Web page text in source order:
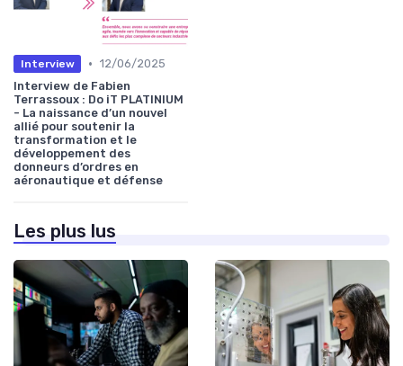
Interview • 12/06/2025
Interview de Fabien
Terrassoux : Do iT PLATINIUM
- La naissance d’un nouvel
allié pour soutenir la
transformation et le
développement des
donneurs d’ordres en
aéronautique et défense
Les plus lus